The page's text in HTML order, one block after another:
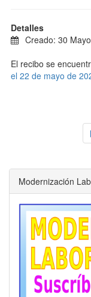
Detalles
Creado: 30
El recibo se
el 22 de mayo de
Modernización